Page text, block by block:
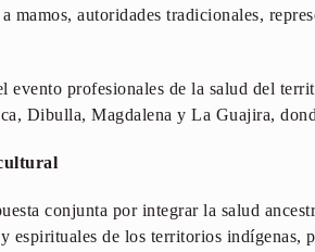
mamos, autoridades tradicionales,
evento profesionales de la salud del
Dibulla, Magdalena y La Guajira,
conjunta por integrar la salud
espirituales de los territorios indígenas,